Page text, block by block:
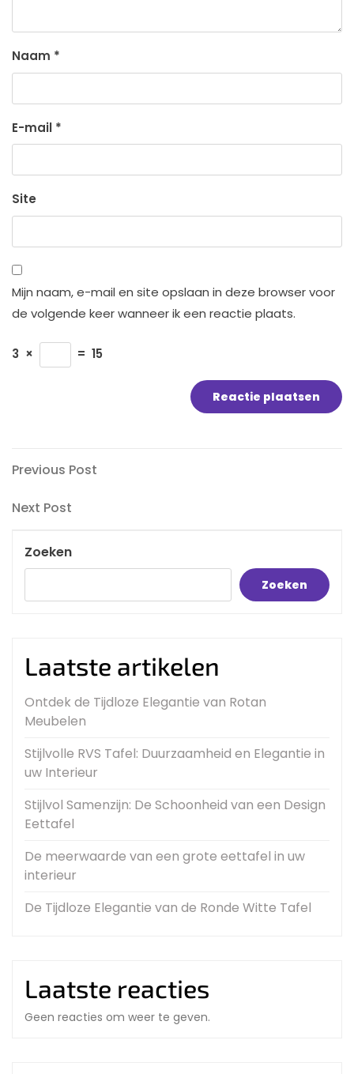
Naam *
E-mail *
Site
Mijn naam, e-mail en site opslaan in deze browser voor
de volgende keer wanneer ik een reactie plaats.
3 × = 15
Bericht
navigatie
Previous
Previous Post
Next
Next Post
Zoeken
Zoeken
Laatste artikelen
Ontdek de Tijdloze Elegantie van Rotan
Meubelen
Stijlvolle RVS Tafel: Duurzaamheid en Elegantie in
uw Interieur
Stijlvol Samenzijn: De Schoonheid van een Design
Eettafel
De meerwaarde van een grote eettafel in uw
interieur
De Tijdloze Elegantie van de Ronde Witte Tafel
Laatste reacties
Geen reacties om weer te geven.